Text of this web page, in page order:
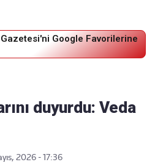
Google Favorilerine
duyurdu: Veda
2026 - 17:36